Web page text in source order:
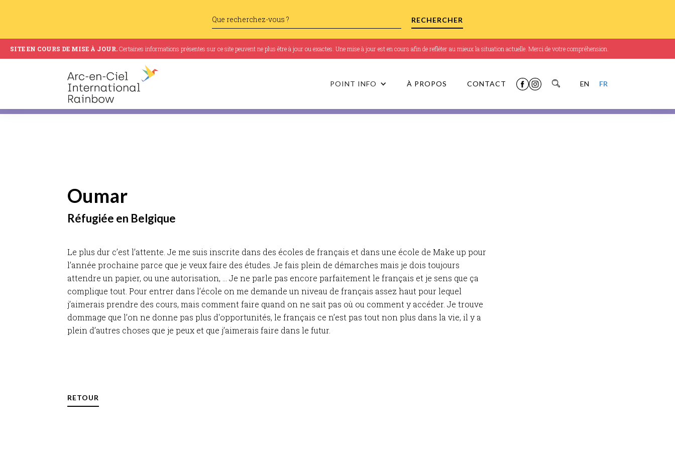
SITE EN COURS DE MISE À JOUR.Certaines informations présentes sur ce site peuvent ne plus être à jour ou exactes. Une mise à jour est en cours afin de refléter au mieux la situation actuelle. Merci de votre compréhension.
POINT INFO À PROPOS CONTACT EN FR
Oumar
Réfugiée en Belgique
Le plus dur c’est l’attente. Je me suis inscrite dans des écoles de français et dans une école de Make up pour
l’année prochaine parce que je veux faire des études. Je fais plein de démarches mais je dois toujours
attendre un papier, ou une autorisation, ... Je ne parle pas encore parfaitement le français et je sens que ça
complique tout. Pour entrer dans l’école on me demande un niveau de français assez haut pour lequel
j’aimerais prendre des cours, mais comment faire quand on ne sait pas où ou comment y accéder. Je trouve
dommage que l’on ne donne pas plus d'opportunités, le français ce n’est pas tout non plus dans la vie, il y a
plein d’autres choses que je peux et que j’aimerais faire dans le futur.
RETOUR